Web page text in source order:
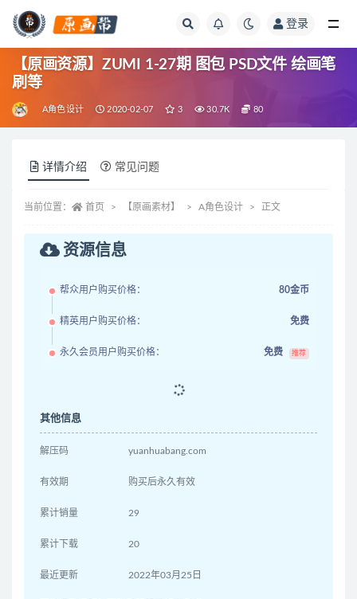
登录
【原画资源】ZUMI 1-27期 图包 PSD文件 绘画笔
刷等
A角色设计 2020-02-07 3 30.7K 80
详情介绍 常见问题
当前位置： 首页 【原画素材】 A角色设计 正文
资源信息
帮众用户购买价格： 80金币
精英用户购买价格： 免费
永久会员用户购买价格： 免费 推荐
其他信息
解压码 yuanhuabang.com
有效期 购买后永久有效
累计销量 29
累计下载 20
最近更新 2022年03月25日